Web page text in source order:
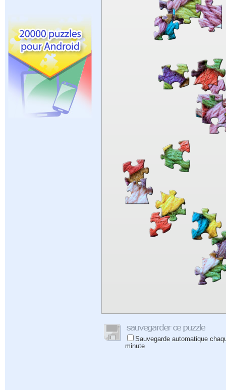
Sauvegarde automatique
minute